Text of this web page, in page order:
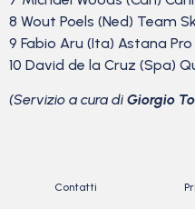
8 Wout Poels (Ned) Team
9 Fabio Aru (Ita) Astana
10 David de la Cruz (Spa)
(Servizio a cura di Giorgio
Contatti